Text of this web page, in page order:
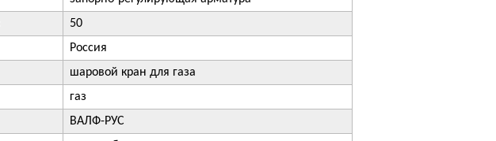
50
Россия
шаровой кран для газа
газ
ВАЛФ-РУС